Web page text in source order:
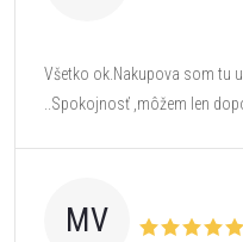
Všetko ok.Nakupova som tu
..Spokojnosť ,môžem len
MV